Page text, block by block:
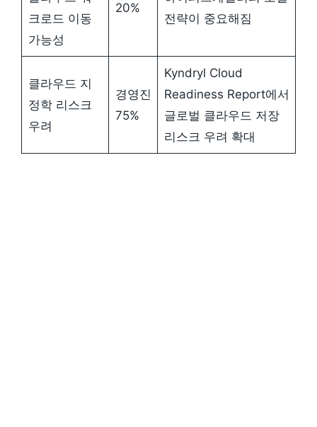
크로드 이동
가능성
20%
전략이 중요해짐
클라우드 지
정학 리스크
우려
경영진
75%
Kyndryl Cloud
Readiness Report에서
글로벌 클라우드 저장
리스크 우려 확대